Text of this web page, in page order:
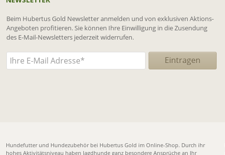
Beim Hubertus Gold Newsletter anmelden und von exklusiven Aktions-
Angeboten profitieren. Sie können Ihre Einwilligung in die Zusendung
des E-Mail-Newsletters jederzeit widerrufen.
Hundefutter und Hundezubehör bei Hubertus Gold im Online-Shop. Durch ihr
hohes Aktivitätsniveau haben Jagdhunde ganz besondere Ansprüche an Ihr